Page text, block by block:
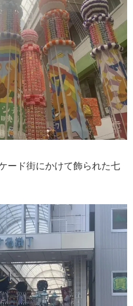
ード街にかけて飾られた七